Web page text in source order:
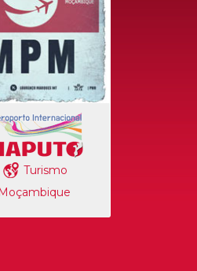
Turismo
Moçambique